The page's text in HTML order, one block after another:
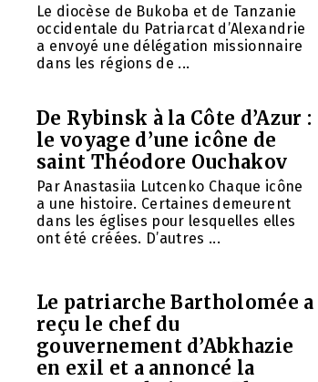
Le diocèse de Bukoba et de Tanzanie
occidentale du Patriarcat d’Alexandrie
a envoyé une délégation missionnaire
dans les régions de ...
De Rybinsk à la Côte d’Azur :
le voyage d’une icône de
saint Théodore Ouchakov
Par Anastasiia Lutcenko Chaque icône
a une histoire. Certaines demeurent
dans les églises pour lesquelles elles
ont été créées. D’autres ...
Le patriarche Bartholomée a
reçu le chef du
gouvernement d’Abkhazie
en exil et a annoncé la